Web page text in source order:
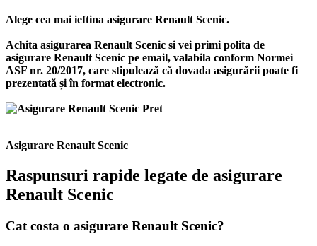
Alege cea mai ieftina asigurare Renault Scenic.
Achita asigurarea Renault Scenic si vei primi polita de
asigurare Renault Scenic pe email, valabila conform Normei
ASF nr. 20/2017, care stipulează că dovada asigurării poate fi
prezentată și în format electronic.
Asigurare Renault Scenic
Raspunsuri rapide legate de asigurare
Renault Scenic
Cat costa o asigurare Renault Scenic?